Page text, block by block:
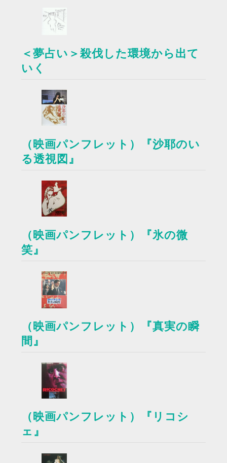
＜夢占い＞殺伐した環境から出て
いく
（映画パンフレット）『沙耶のい
る透視図』
（映画パンフレット）『氷の微
笑』
（映画パンフレット）『真実の瞬
間』
（映画パンフレット）『リコシ
ェ』